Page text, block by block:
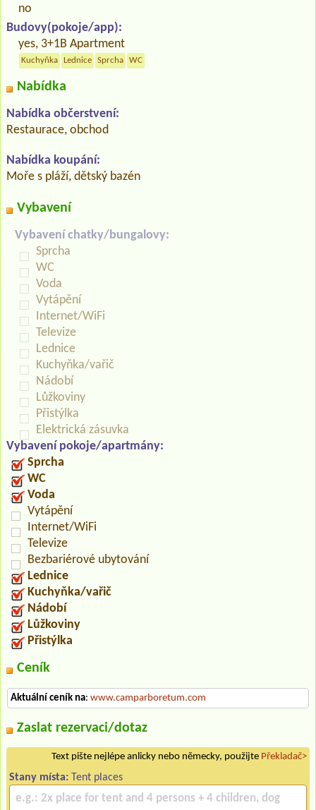
no
Budovy(pokoje/app):
yes, 3+1B Apartment
Kuchyňka Lednice Sprcha WC
Nabídka
Nabídka občerstvení:
Restaurace, obchod
Nabídka koupání:
Moře s pláží, dětský bazén
Vybavení
Vybavení chatky/bungalovy:
Sprcha
WC
Voda
Vytápění
Internet/WiFi
Televize
Lednice
Kuchyňka/vařič
Nádobí
Lůžkoviny
Přistýlka
Elektrická zásuvka
Vybavení pokoje/apartmány:
Sprcha
WC
Voda
Vytápění
Internet/WiFi
Televize
Bezbariérové ubytování
Lednice
Kuchyňka/vařič
Nádobí
Lůžkoviny
Přistýlka
Ceník
Aktuální ceník na: www.camparboretum.com
Zaslat rezervaci/dotaz
Text pište nejlépe anlicky nebo německy, použijte Překladač>
Stany místa: Tent places